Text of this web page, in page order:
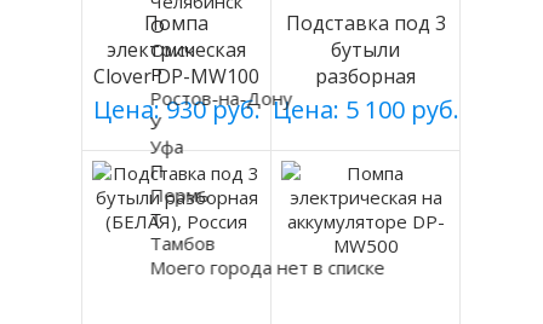
Помпа
электрическая
Clover DP-MW100
на батарейках
Цена: 930 руб.
Подставка под 3
бутыли
разборная
(СЕРАЯ), Россия
Цена: 5 100 руб.
О
Омск
Р
Ростов-на-Дону
У
Уфа
П
Пермь
Т
Тамбов
Моего города нет в списке